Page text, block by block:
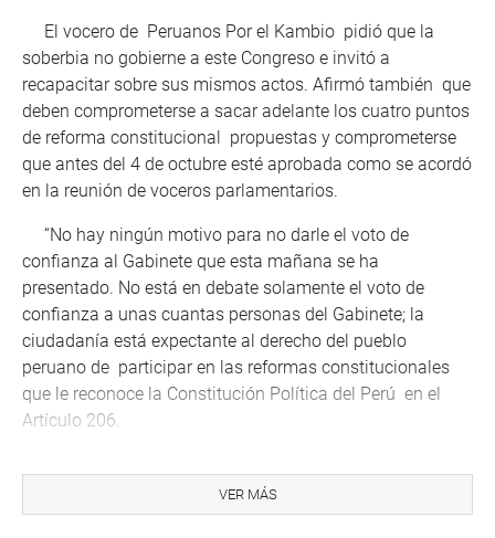
El vocero de Peruanos Por el Kambio pidió que la
soberbia no gobierne a este Congreso e invitó a
recapacitar sobre sus mismos actos. Afirmó también que
deben comprometerse a sacar adelante los cuatro puntos
de reforma constitucional propuestas y comprometerse
que antes del 4 de octubre esté aprobada como se acordó
en la reunión de voceros parlamentarios.
“No hay ningún motivo para no darle el voto de
confianza al Gabinete que esta mañana se ha
presentado. No está en debate solamente el voto de
confianza a unas cuantas personas del Gabinete; la
ciudadanía está expectante al derecho del pueblo
peruano de participar en las reformas constitucionales
que le reconoce la Constitución Política del Perú en el
Artículo 206.
general. La primera votación y la discusión que la haga el
Parlamento, pero que la definición final, la aprobación
VER MÁS